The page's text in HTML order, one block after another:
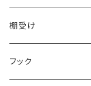
棚受け
ブレース棚受け
フック